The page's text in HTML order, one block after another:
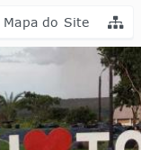
Mapa do Site